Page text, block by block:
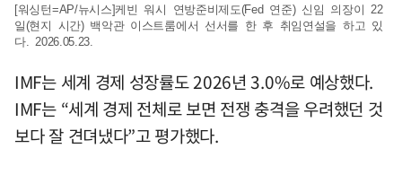
[워싱턴=AP/뉴시스]케빈 워시 연방준비제도(Fed 연준) 신임 의장이 22
일(현지 시간) 백악관 이스트룸에서 선서를 한 후 취임연설을 하고 있
다. 2026.05.23.
IMF는 세계 경제 성장률도 2026년 3.0%로 예상했다.
IMF는 “세계 경제 전체로 보면 전쟁 충격을 우려했던 것
보다 잘 견뎌냈다”고 평가했다.